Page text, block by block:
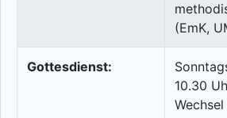
(EmK,
Gottesdienst:
10.30
Wechsel